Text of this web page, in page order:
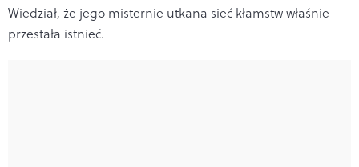
Wiedział, że jego misternie utkana sieć kłamstw właśnie
przestała istnieć.